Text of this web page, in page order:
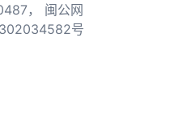
，
闽公网
号